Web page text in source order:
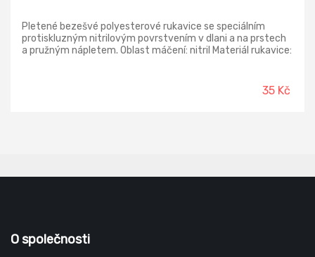
Pletené bezešvé polyesterové rukavice se speciálním
protiskluzným nitrilovým povrstvením v dlani a na prstech
a pružným nápletem. Oblast máčení: nitril Materiál rukavice:
35 Kč
O společnosti